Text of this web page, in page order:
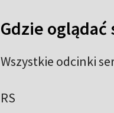
Gdzie oglądać
Wszystkie odcinki
RS